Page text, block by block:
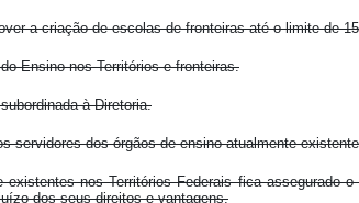
a criação de escolas de fronteiras até o limite de
Ensino nos Territórios e fronteiras.
à Diretoria.
dos órgãos de ensino atualmente
nos Territórios Federais fica
dos seus direitos e vantagens.